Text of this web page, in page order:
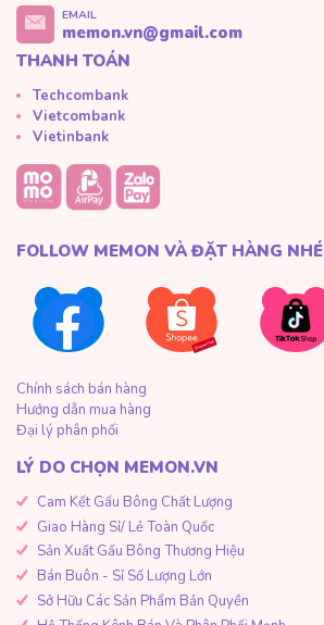
EMAIL
memon.vn@gmail.com
THANH TOÁN
Techcombank
Vietcombank
Vietinbank
FOLLOW MEMON VÀ ĐẶT HÀNG NHÉ
Chính sách bán hàng
Hướng dẫn mua hàng
Đại lý phân phối
LÝ DO CHỌN MEMON.VN
Cam Kết Gấu Bông Chất Lượng
Giao Hàng Sỉ/ Lẻ Toàn Quốc
Sản Xuất Gấu Bông Thương Hiệu
Bán Buôn - Sỉ Số Lượng Lớn
Sở Hữu Các Sản Phẩm Bản Quyền